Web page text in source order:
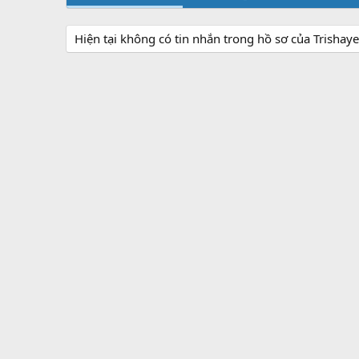
Hiện tại không có tin nhắn trong hồ sơ của